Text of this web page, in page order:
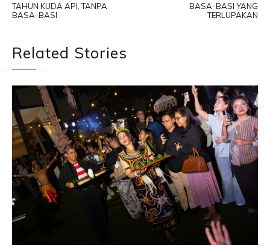
TAHUN KUDA API, TANPA
BASA-BASI
BASA-BASI YANG
TERLUPAKAN
Related Stories